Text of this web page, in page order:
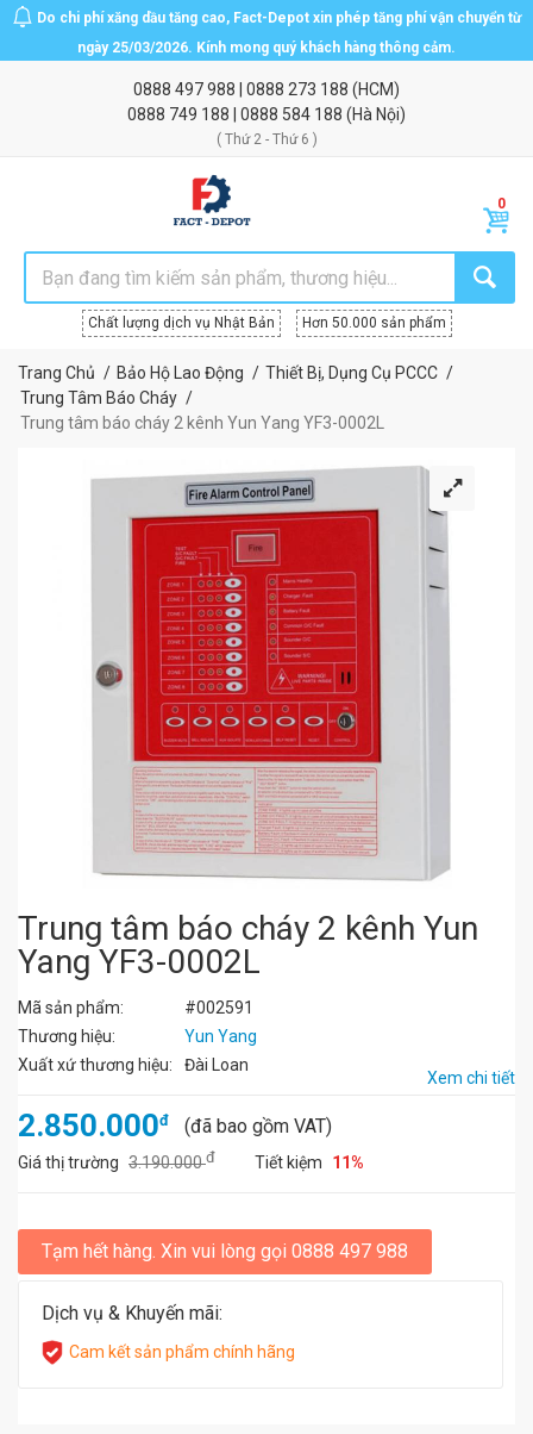
Do chi phí xăng dầu tăng cao, Fact-Depot xin phép tăng phí vận chuyển từ
ngày 25/03/2026. Kính mong quý khách hàng thông cảm.
0888 497 988 0888 273 188 (HCM)
0888 749 188
0888 584 188 (Hà Nội)
( Thứ 2 - Thứ 6 )
Chất lượng dịch vụ Nhật Bản Hơn 50.000 sản phẩm
Trang Chủ Bảo Hộ Lao Động
Thiết Bị, Dụng Cụ PCCC
Trung Tâm Báo Cháy
Trung tâm báo cháy 2 kênh Yun Yang YF3-0002L
Trung tâm báo cháy 2 kênh Yun
Yang YF3-0002L
Mã sản phẩm:
#002591
Thương hiệu:
Yun Yang
Xuất xứ thương hiệu:
Đài Loan
Xem chi tiết
2.850.000đ (đã bao gồm VAT)
Giá thị trường 3.190.000đ Tiết kiệm 11%
Tạm hết hàng. Xin vui lòng gọi 0888 497 988
Dịch vụ & Khuyến mãi:
Cam kết sản phẩm chính hãng